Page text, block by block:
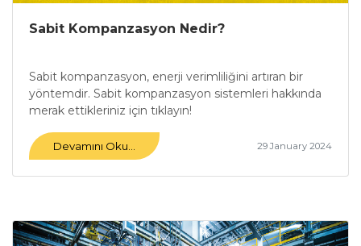
Sabit Kompanzasyon Nedir?
Sabit kompanzasyon, enerji verimliliğini artıran bir
yöntemdir. Sabit kompanzasyon sistemleri hakkında
merak ettikleriniz için tıklayın!
Devamını Oku... 29 January 2024